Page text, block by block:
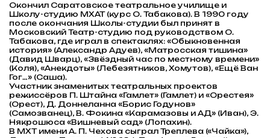
Окончил Саратовское театральное училище и
Школу-студию МХАТ (курс О. Табакова). В 1990 году
после окончания Школы-студии был принят в
Московский Театр-студию под руководством О.
Табакова, где играл в спектаклях: «Обыкновенная
история» (Александр Адуев), «Матросская тишина»
(Давид Шварц), «Звёздный час по местному времени»
(Коля), «Анекдоты» (Лебезятников, Хомутов), «Ещё Ван
Гог…» (Саша).
Участник знаменитых театральных проектов
режиссёров П. Штайна «Гамлет» (Гамлет) и «Орестея»
(Орест), Д. Доннеланна «Борис Годунов»
(Самозванец), В. Фокина «Карамазовы и АД» (Иван), Э.
Някрошюса «Вишневый сад» (Лопахин).
В МХТ имени А. П. Чехова сыграл Треплева («Чайка»),